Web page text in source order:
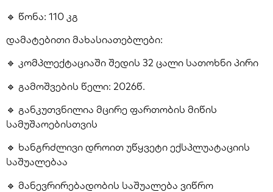
🔹 წონა: 110 კგ
დამატებითი მახასიათებლები:
🔹 კომპლექტაციაში შედის 32 ცალი სათოხნი პირი
🔹 გამოშვების წელი: 2026წ.
🔹 განკუთვნილია მცირე ფართობის მიწის
სამუშაოებისთვის
🔹 ხანგრძლივი დროით უწყვეტი ექსპლუატაციის
საშუალებაა
🔹 მანევრირებადობის საშუალება ვიწრო